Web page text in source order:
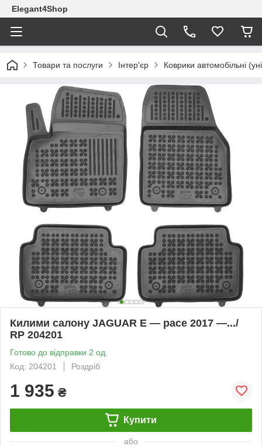
Elegant4Shop
Товари та послуги Інтер'єр Коврики автомобільні
Килими салону JAGUAR E — pace 2017 —.../
RP 204201
Готово до відправки 2 од.
Код: 204201
Роздріб
1 935 ₴
Купити
або